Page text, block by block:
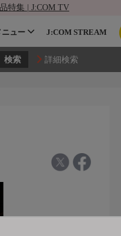
特集 | J:COM TV
ニュー J:COM STREAM
詳細検索